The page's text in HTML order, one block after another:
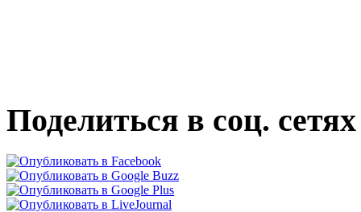
Поделиться в соц. сетях